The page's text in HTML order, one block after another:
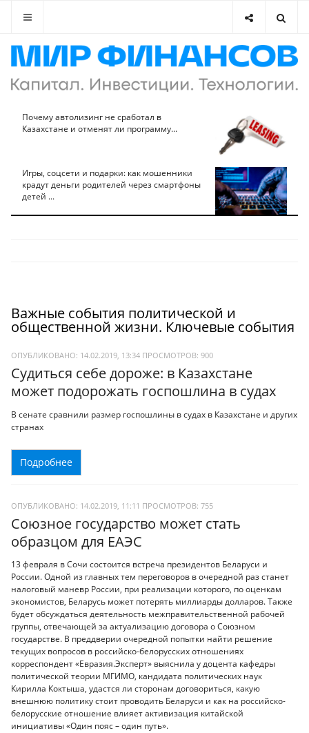
Почему автолизинг не сработал в
Казахстане и отменят ли программу...
Игры, соцсети и подарки: как мошенники
крадут деньги родителей через смартфоны
детей ...
Важные события политической и
общественной жизни. Ключевые события
ОПУБЛИКОВАНО: 14.02.2019, 13:34 ПРОСМОТРОВ: 900
Судиться себе дороже: в Казахстане
может подорожать госпошлина в судах
В сенате сравнили размер госпошлины в судах в Казахстане и других
странах
Подробнее
ОПУБЛИКОВАНО: 14.02.2019, 11:11 ПРОСМОТРОВ: 755
Союзное государство может стать
образцом для ЕАЭС
13 февраля в Сочи состоится встреча президентов Беларуси и
России. Одной из главных тем переговоров в очередной раз станет
налоговый маневр России, при реализации которого, по оценкам
экономистов, Беларусь может потерять миллиарды долларов. Также
будет обсуждаться деятельность межправительственной рабочей
группы, отвечающей за актуализацию договора о Союзном
государстве. В преддверии очередной попытки найти решение
текущих вопросов в российско-белорусских отношениях
корреспондент «Евразия.Эксперт» выяснила у доцента кафедры
политической теории МГИМО, кандидата политических наук
Кирилла Коктыша, удастся ли сторонам договориться, какую
внешнюю политику стоит проводить Беларуси и как на российско-
белорусские отношение влияет активизация китайской
инициативы «Один пояс – один путь».